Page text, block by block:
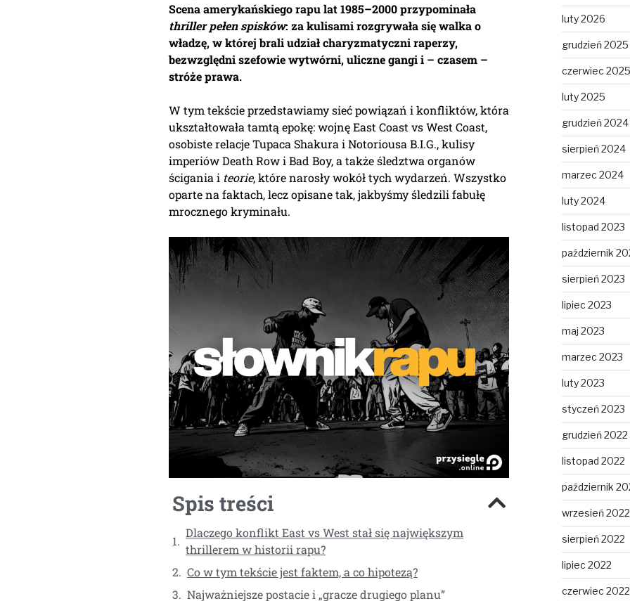
Scena amerykańskiego rapu lat1985–2000przypominała
thriller pełen spisków: za kulisami rozgrywała się walka o
władzę, w której brali udział charyzmatyczni raperzy,
bezwzględni szefowie wytwórni, uliczne gangi i – czasem –
stróże prawa.
W tym tekście przedstawiamy sieć powiązań i konfliktów, która
ukształtowała tamtą epokę: wojnę East Coast vs West Coast,
osobiste relacje Tupaca Shakura i Notoriousa B.I.G., kulisy
imperiów Death Row i Bad Boy, a także śledztwa organów
ścigania i teorie, które narosły wokół tych wydarzeń. Wszystko
oparte na faktach, lecz opisane tak, jakbyśmy śledzili fabułę
mrocznego kryminału.
Spis treści
Dlaczego konflikt East vs West stał się największym
thrillerem w historii rapu?
Co w tym tekście jest faktem, a co hipotezą?
Najważniejsze postacie i „gracze drugiego planu”
luty 2026
grudzień 2025
czerwiec 2025
luty 2025
grudzień 2024
sierpień 2024
marzec 2024
luty 2024
listopad 2023
październik
sierpień 2023
lipiec 2023
maj 2023
marzec 2023
luty 2023
styczeń 2023
grudzień 2022
listopad 2022
październik
wrzesień 2022
sierpień 2022
lipiec 2022
czerwiec 2022